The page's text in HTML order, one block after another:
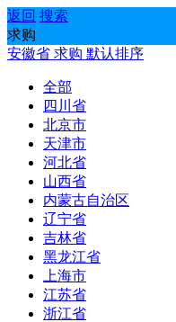
返回 搜索
求购
安徽省 求购 默认排序
全部
四川省
北京市
天津市
河北省
山西省
内蒙古自治区
辽宁省
吉林省
黑龙江省
上海市
江苏省
浙江省